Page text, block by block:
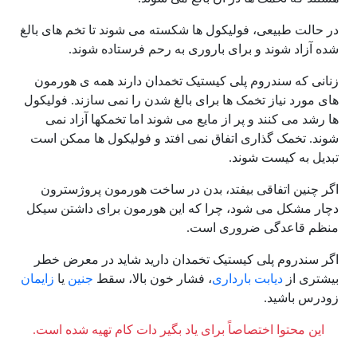
در حالت طبیعی، فولیکول ها شکسته می شوند تا تخم های بالغ
شده آزاد شوند و برای باروری به رحم فرستاده شوند.
زنانی که سندروم پلی کیستیک تخمدان دارند همه ی هورمون
های مورد نیاز تخمک ها برای بالغ شدن را نمی سازند. فولیکول
ها رشد می کنند و پر از مایع می شوند اما تخمکها آزاد نمی
شوند. تخمک گذاری اتفاق نمی افتد و فولیکول ها ممکن است
تبدیل به کیست شوند.
اگر چنین اتفاقی بیفتد، بدن در ساخت هورمون پروژسترون
دچار مشکل می شود، چرا که این هورمون برای داشتن سیکل
منظم قاعدگی ضروری است.
اگر سندروم پلی کیستیک تخمدان دارید شاید در معرض خطر
بیشتری از دیابت بارداری، فشار خون بالا، سقط جنین یا زایمان
زودرس باشید.
این محتوا اختصاصاً برای یاد بگیر دات کام تهیه شده است.